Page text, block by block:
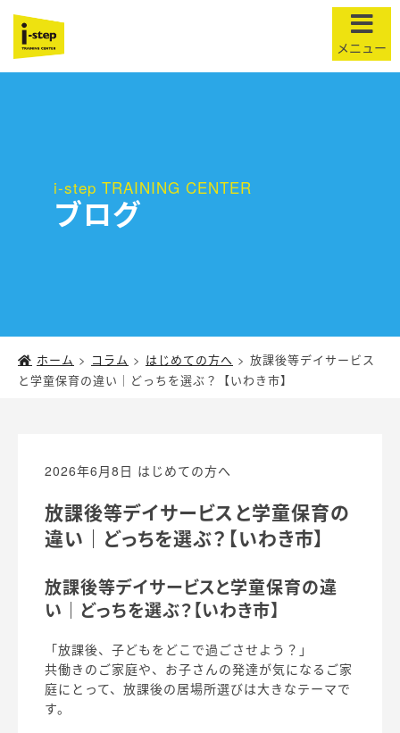
t
o
i
o
i-step TRAINING CENTER
ブログ
ホーム > コラム > はじめての方へ > 放課後等デイサービス
と学童保育の違い｜どっちを選ぶ？【いわき市】
2026年6月8日 はじめての方へ
放課後等デイサービスと学童保育の
違い｜どっちを選ぶ？【いわき市】
放課後等デイサービスと学童保育の違
い｜どっちを選ぶ？【いわき市】
「放課後、子どもをどこで過ごさせよう？」
共働きのご家庭や、お子さんの発達が気になるご家
庭にとって、放課後の居場所選びは大きなテーマで
す。